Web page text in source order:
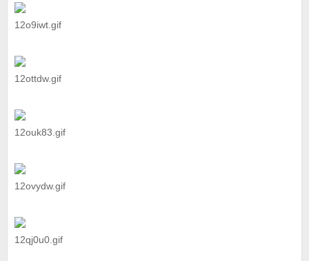
12o9iwt.gif
12ottdw.gif
12ouk83.gif
12ovydw.gif
12qj0u0.gif